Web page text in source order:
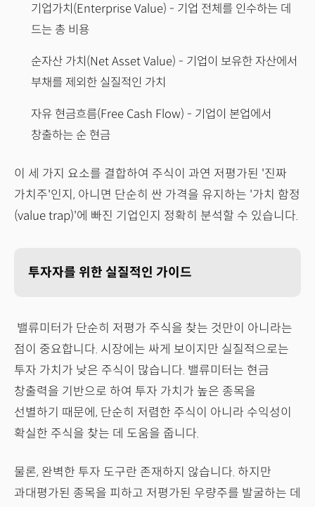
기업가치(Enterprise Value) - 기업 전체를 인수하는 데
드는 총 비용
순자산 가치(Net Asset Value) - 기업이 보유한 자산에서
부채를 제외한 실질적인 가치
자유 현금흐름(Free Cash Flow) - 기업이 본업에서
창출하는 순 현금
이 세 가지 요소를 결합하여 주식이 과연 저평가된 '진짜
가치주'인지, 아니면 단순히 싼 가격을 유지하는 '가치 함정
(value trap)'에 빠진 기업인지 정확히 분석할 수 있습니다.
투자자를 위한 실질적인 가이드
밸류미터가 단순히 저평가 주식을 찾는 것만이 아니라는
점이 중요합니다. 시장에는 싸게 보이지만 실질적으로는
투자 가치가 낮은 주식이 많습니다. 밸류미터는 현금
창출력을 기반으로 하여 투자 가치가 높은 종목을
선별하기 때문에, 단순히 저렴한 주식이 아니라 수익성이
확실한 주식을 찾는 데 도움을 줍니다.
물론, 완벽한 투자 도구란 존재하지 않습니다. 하지만
과대평가된 종목을 피하고 저평가된 우량주를 발굴하는 데